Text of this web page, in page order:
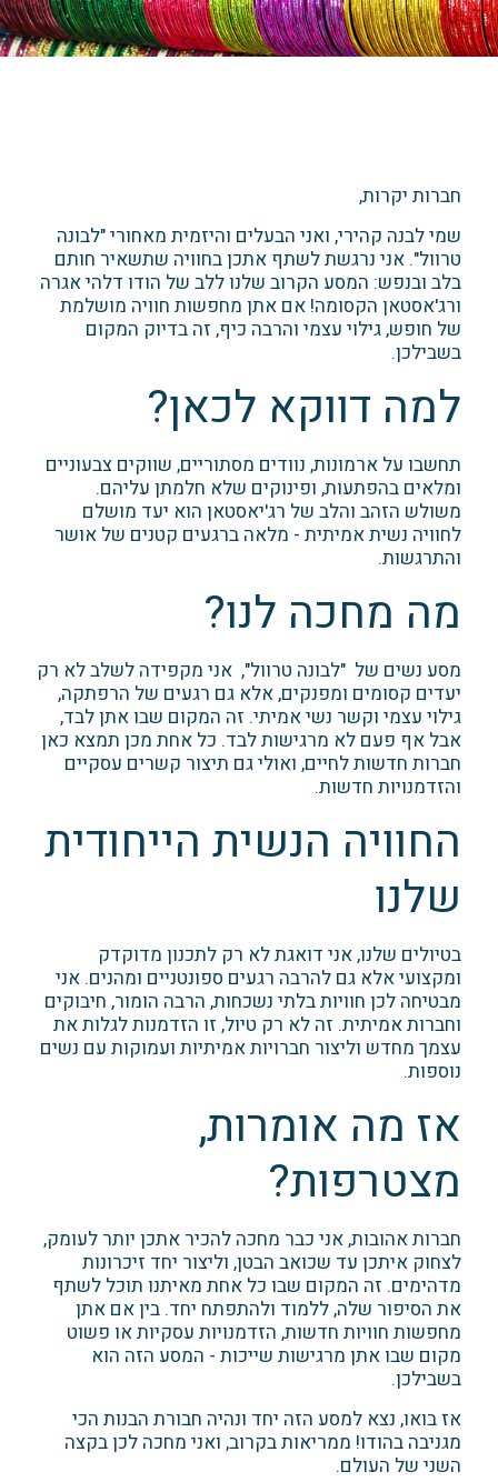
חברות יקרות,
שמי לבנה קהירי, ואני הבעלים והיזמית מאחורי "לבונה
טרוול". אני נרגשת לשתף אתכן בחוויה שתשאיר חותם
בלב ובנפש: המסע הקרוב שלנו ללב של הודו דלהי אגרה
ורג'אסטאן הקסומה! אם אתן מחפשות חוויה מושלמת
של חופש, גילוי עצמי והרבה כיף, זה בדיוק המקום
בשבילכן.
למה דווקא לכאן?
תחשבו על ארמונות, נוודים מסתוריים, שווקים צבעוניים
ומלאים בהפתעות, ופינוקים שלא חלמתן עליהם.
משולש הזהב והלב של רג'יאסטאן הוא יעד מושלם
לחוויה נשית אמיתית - מלאה ברגעים קטנים של אושר
והתרגשות.
מה מחכה לנו?
מסע נשים של "לבונה טרוול", אני מקפידה לשלב לא רק
יעדים קסומים ומפנקים, אלא גם רגעים של הרפתקה,
גילוי עצמי וקשר נשי אמיתי. זה המקום שבו אתן לבד,
אבל אף פעם לא מרגישות לבד. כל אחת מכן תמצא כאן
חברות חדשות לחיים, ואולי גם תיצור קשרים עסקיים
והזדמנויות חדשות.
החוויה הנשית הייחודית
שלנו
בטיולים שלנו, אני דואגת לא רק לתכנון מדוקדק
ומקצועי אלא גם להרבה רגעים ספונטניים ומהנים. אני
מבטיחה לכן חוויות בלתי נשכחות, הרבה הומור, חיבוקים
וחברות אמיתית. זה לא רק טיול, זו הזדמנות לגלות את
עצמך מחדש וליצור חברויות אמיתיות ועמוקות עם נשים
נוספות.
אז מה אומרות,
מצטרפות?
חברות אהובות, אני כבר מחכה להכיר אתכן יותר לעומק,
לצחוק איתכן עד שכואב הבטן, וליצור יחד זיכרונות
מדהימים. זה המקום שבו כל אחת מאיתנו תוכל לשתף
את הסיפור שלה, ללמוד ולהתפתח יחד. בין אם אתן
מחפשות חוויות חדשות, הזדמנויות עסקיות או פשוט
מקום שבו אתן מרגישות שייכות - המסע הזה הוא
בשבילכן.
אז בואו, נצא למסע הזה יחד ונהיה חבורת הבנות הכי
מגניבה בהודו! ממריאות בקרוב, ואני מחכה לכן בקצה
השני של העולם.